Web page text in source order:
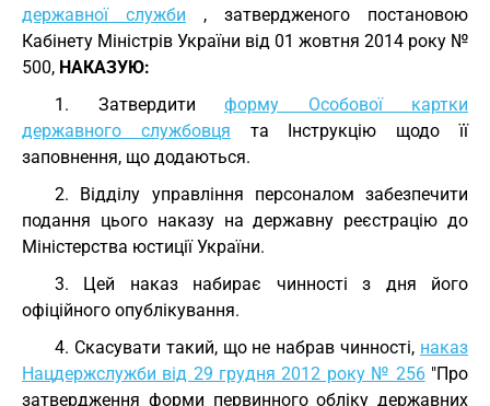
державної служби , затвердженого постановою
Кабінету Міністрів України від 01 жовтня 2014 року №
500, НАКАЗУЮ:
1. Затвердити форму Особової картки
державного службовця та Інструкцію щодо її
заповнення, що додаються.
2. Відділу управління персоналом забезпечити
подання цього наказу на державну реєстрацiю до
Мiнiстерства юстицiї України.
3. Цей наказ набирає чинностi з дня його
офіційного опублікування.
4. Скасувати такий, що не набрав чинності, наказ
Нацдержслужби від 29 грудня 2012 року № 256"Про
затвердження форми первинного обліку державних